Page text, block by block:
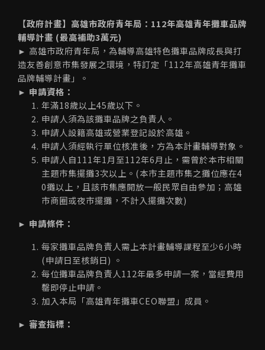
【政府計畫】高雄市政府青年局：112年高雄青年攤車品牌
輔導計畫 (最高補助3萬元)
► 高雄市政府青年局，為輔導高雄特色攤車品牌成長與打
造友善創意市集發展之環境，特訂定「112年高雄青年攤車
品牌輔導計畫」。
► 申請資格：
年滿18歲以上45歲以下。
申請人須為該攤車品牌之負責人。
申請人設籍高雄或營業登記設於高雄。
申請人須經執行單位核准後，方為本計畫輔導對象。
申請人自111年1月至112年6月止，需曾於本市相關
主題市集擺攤3次以上。(本市主題市集之攤位應在4
0攤以上，且該市集應開放一般民眾自由參加；高雄
市商圈或夜市擺攤，不計入擺攤次數)
► 申請條件：
每家攤車品牌負責人需上本計畫輔導課程至少6小時
(申請日至核銷日) 。
每位攤車品牌負責人112年最多申請一案，當經費用
罄即停止申請。
加入本局「高雄青年攤車CEO聯盟」成員。
► 審查指標：